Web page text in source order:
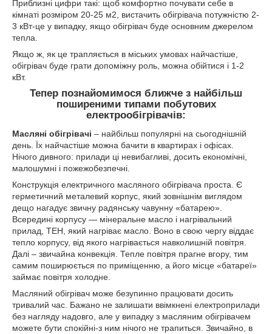
Приблизні цифри такі: щоб комфортно почувати себе в
кімнаті розміром 20-25 м2, вистачить обігрівача потужністю 2-
3 кВт-це у випадку, якщо обігрівач буде основним джерелом
тепла.
Якщо ж, як це трапляється в міських умовах найчастіше,
обігрівач буде грати допоміжну роль, можна обійтися і 1-2
кВт.
Тепер познайомимося ближче з найбільш
поширеними типами побутових
електрообігрівачів:
Масляні обігрівачі – найбільш популярні на сьогоднішній
день. Їх найчастіше можна бачити в квартирах і офісах.
Нічого дивного: прилади ці невибагливі, досить економічні,
малошумні і пожежобезпечні.
Конструкція електричного масляного обігрівача проста. Є
герметичний металевий корпус, який зовнішнім виглядом
дещо нагадує звичну радянську чавунну «батарею».
Всередині корпусу — мінеральне масло і нагрівальний
прилад, ТЕН, який нагріває масло. Воно в свою чергу віддає
тепло корпусу, від якого нагрівається навколишній повітря.
Далі – звичайна конвекція. Тепле повітря прагне вгору, тим
самим поширюється по приміщенню, а його місце «батареї»
займає повітря холодне.
Масляний обігрівач може безупинно працювати досить
тривалий час. Бажано не залишати ввімкнені електроприлади
без нагляду надовго, але у випадку з масляним обігрівачем
можете бути спокійні-з ним нічого не трапиться. Звичайно, в